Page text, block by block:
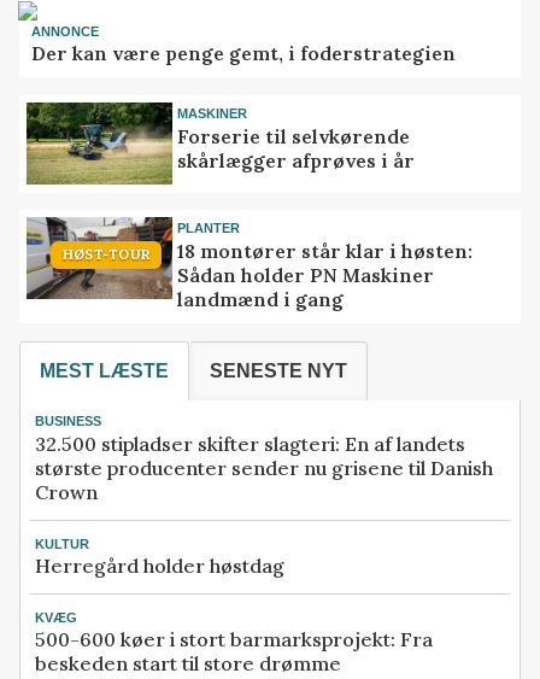
ANNONCE
Der kan være penge gemt, i foderstrategien
MASKINER
Forserie til selvkørende
skårlægger afprøves i år
HØST-TOUR
PLANTER
18 montører står klar i høsten:
Sådan holder PN Maskiner
landmænd i gang
MEST LÆSTE SENESTE NYT
BUSINESS
32.500 stipladser skifter slagteri: En af landets
største producenter sender nu grisene til Danish
Crown
KULTUR
Herregård holder høstdag
KVÆG
500-600 køer i stort barmarksprojekt: Fra
beskeden start til store drømme